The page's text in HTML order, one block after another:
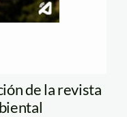
de la revista